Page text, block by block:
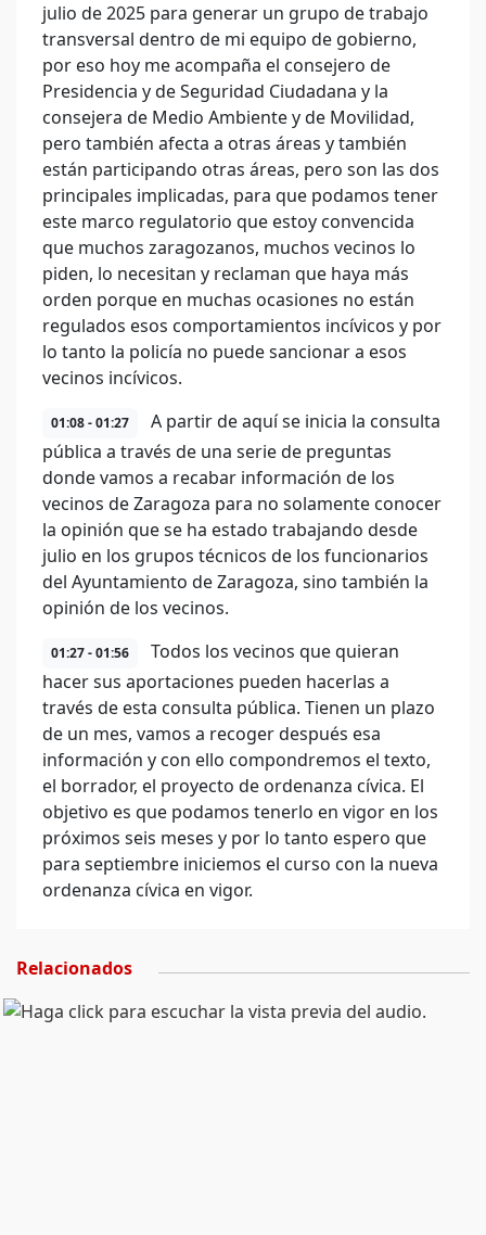
julio de 2025 para generar un grupo de trabajo
transversal dentro de mi equipo de gobierno,
por eso hoy me acompaña el consejero de
Presidencia y de Seguridad Ciudadana y la
consejera de Medio Ambiente y de Movilidad,
pero también afecta a otras áreas y también
están participando otras áreas, pero son las dos
principales implicadas, para que podamos tener
este marco regulatorio que estoy convencida
que muchos zaragozanos, muchos vecinos lo
piden, lo necesitan y reclaman que haya más
orden porque en muchas ocasiones no están
regulados esos comportamientos incívicos y por
lo tanto la policía no puede sancionar a esos
vecinos incívicos.
01:08 - 01:27
A partir de aquí se inicia la consulta
pública a través de una serie de preguntas
donde vamos a recabar información de los
vecinos de Zaragoza para no solamente conocer
la opinión que se ha estado trabajando desde
julio en los grupos técnicos de los funcionarios
del Ayuntamiento de Zaragoza, sino también la
opinión de los vecinos.
01:27 - 01:56
Todos los vecinos que quieran
hacer sus aportaciones pueden hacerlas a
través de esta consulta pública. Tienen un plazo
de un mes, vamos a recoger después esa
información y con ello compondremos el texto,
el borrador, el proyecto de ordenanza cívica. El
objetivo es que podamos tenerlo en vigor en los
próximos seis meses y por lo tanto espero que
para septiembre iniciemos el curso con la nueva
ordenanza cívica en vigor.
Relacionados